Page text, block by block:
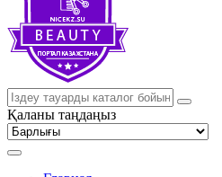
Қаланы таңдаңыз